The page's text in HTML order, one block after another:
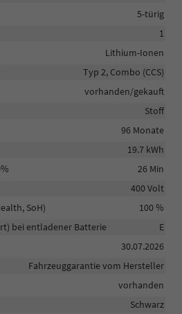
5-türig
1
Lithium-Ionen
Typ 2, Combo (CCS)
vorhanden/gekauft
Stoff
96 Monate
19.7 kWh
26 Min
400 Volt
SoH)
100 %
bei entladener Batterie
E
30.07.2026
Fahrzeuggarantie vom Hersteller
vorhanden
Schwarz